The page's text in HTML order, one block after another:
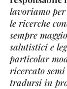
lavoriamo
le ricerche
sempre
salutistici e
particolar
ricercato
tradursi in